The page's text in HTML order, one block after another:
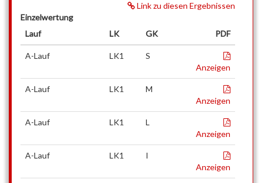
Link zu diesen Ergebnissen
Einzelwertung
Lauf
LK GK PDF
A-Lauf LK1
S
Anzeigen
A-Lauf LK1
M
Anzeigen
A-Lauf LK1
L
Anzeigen
A-Lauf LK1
I
Anzeigen